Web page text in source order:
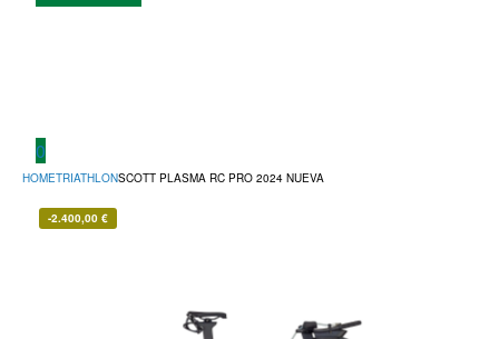
0
HOMETRIATHLONSCOTT PLASMA RC PRO 2024 NUEVA
-2.400,00 €